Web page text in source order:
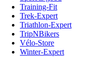
Training-Fit
Trek-Expert
Triathlon-Expert
TripNBikers
Vélo-Store
Winter-Expert